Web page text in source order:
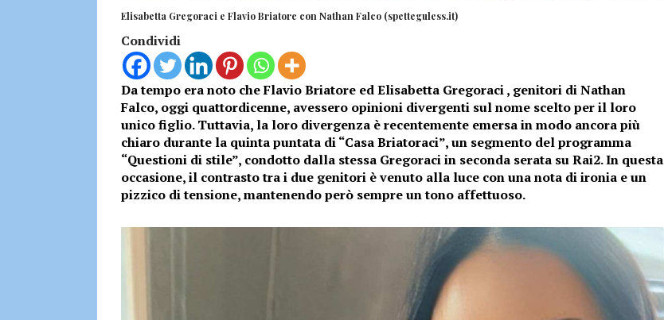
Elisabetta Gregoraci e Flavio Briatore con Nathan Falco (spetteguless.it)
Condividi
Da tempo era noto che Flavio Briatore ed Elisabetta Gregoraci , genitori di Nathan
Falco, oggi quattordicenne, avessero opinioni divergenti sul nome scelto per il loro
unico figlio. Tuttavia, la loro divergenza è recentemente emersa in modo ancora più
chiaro durante la quinta puntata di “Casa Briatoraci”, un segmento del programma
“Questioni di stile”, condotto dalla stessa Gregoraci in seconda serata su Rai2. In questa
occasione, il contrasto tra i due genitori è venuto alla luce con una nota di ironia e un
pizzico di tensione, mantenendo però sempre un tono affettuoso.